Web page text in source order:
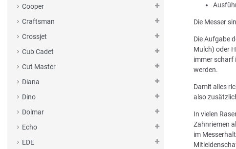
Cooper
Craftsman
Crossjet
Cub Cadet
Cut Master
Diana
Dino
Dolmar
Echo
EDE
Die Messer
Die Aufgabe
Mulch) oder
immer scharf
werden.
Damit alles
also
In vielen
Zahnriemen
im